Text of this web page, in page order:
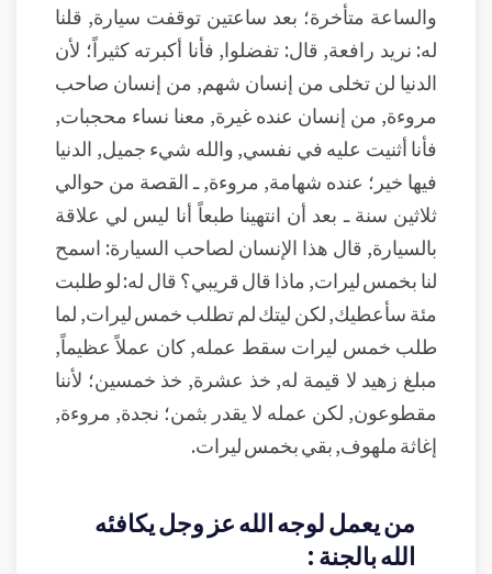
والساعة متأخرة؛ بعد ساعتين توقفت سيارة, قلنا
له: نريد رافعة, قال: تفضلوا, فأنا أكبرته كثيراً؛ لأن
الدنيا لن تخلى من إنسان شهم, من إنسان صاحب
مروءة, من إنسان عنده غيرة, معنا نساء محجبات,
فأنا أثنيت عليه في نفسي, والله شيء جميل, الدنيا
فيها خير؛ عنده شهامة, مروءة, ـ القصة من حوالي
ثلاثين سنة ـ بعد أن انتهينا طبعاً أنا ليس لي علاقة
بالسيارة, قال هذا الإنسان لصاحب السيارة: اسمح
لنا بخمس ليرات, ماذا قال قريبي؟ قال له: لو طلبت
مئة سأعطيك, لكن ليتك لم تطلب خمس ليرات, لما
طلب خمس ليرات سقط عمله, كان عملاً عظيماً,
مبلغ زهيد لا قيمة له, خذ عشرة, خذ خمسين؛ لأننا
مقطوعون, لكن عمله لا يقدر بثمن؛ نجدة, مروءة,
إغاثة ملهوف, بقي بخمس ليرات.
من يعمل لوجه الله عز وجل يكافئه
الله بالجنة :